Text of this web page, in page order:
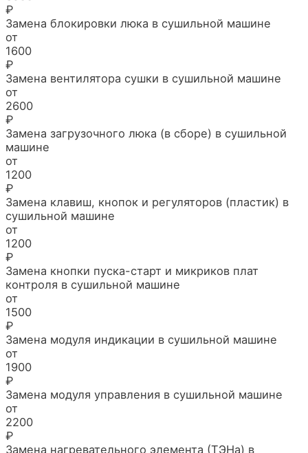
₽
Замена блокировки люка в сушильной машине
от
1600
₽
Замена вентилятора сушки в сушильной машине
от
2600
₽
Замена загрузочного люка (в сборе) в сушильной
машине
от
1200
₽
Замена клавиш, кнопок и регуляторов (пластик) в
сушильной машине
от
1200
₽
Замена кнопки пуска-старт и микриков плат
контроля в сушильной машине
от
1500
₽
Замена модуля индикации в сушильной машине
от
1900
₽
Замена модуля управления в сушильной машине
от
2200
₽
Замена нагревательного элемента (ТЭНа) в